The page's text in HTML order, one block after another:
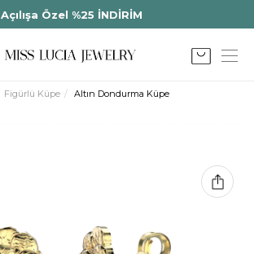
Açılışa Özel %25 İNDİRİM
Figürlü Küpe Altın Dondurma Küpe